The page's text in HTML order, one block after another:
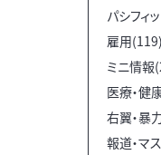
パシフィ
雇用(119)
ミニ情報
医療・健
右翼・暴
報道・マ